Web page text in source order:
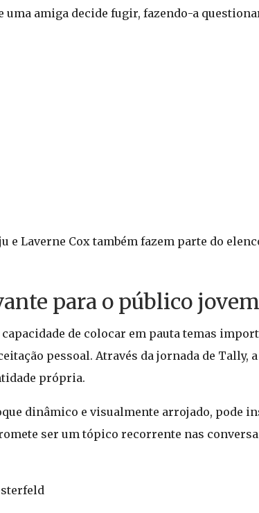
uma amiga decide fugir, fazendo-a
e Laverne Cox também fazem parte do
para o público
de colocar em pauta temas
pessoal. Através da jornada de Tally,
própria.
dinâmico e visualmente arrojado, pode
ser um tópico recorrente nas